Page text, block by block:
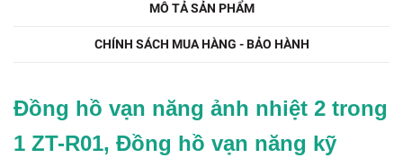
MÔ TẢ SẢN PHẨM
CHÍNH SÁCH MUA HÀNG - BẢO HÀNH
Đồng hồ vạn năng ảnh nhiệt 2 trong
1 ZT-R01, Đồng hồ vạn năng kỹ